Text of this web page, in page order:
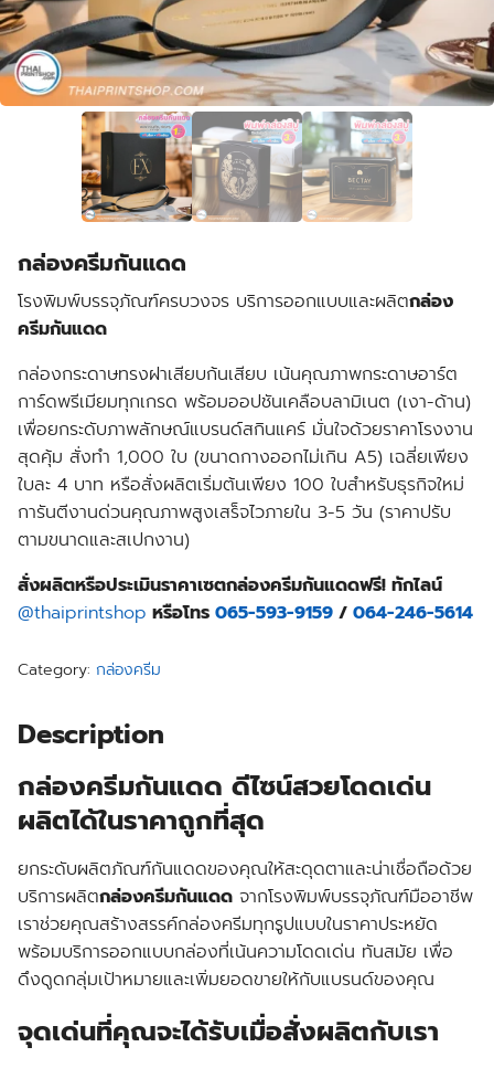
กล่องครีมกันแดด
โรงพิมพ์บรรจุภัณฑ์ครบวงจร บริการออกแบบและผลิตกล่อง
ครีมกันแดด
กล่องกระดาษทรงฝาเสียบก้นเสียบ เน้นคุณภาพกระดาษอาร์ต
การ์ดพรีเมียมทุกเกรด พร้อมออปชันเคลือบลามิเนต (เงา-ด้าน)
เพื่อยกระดับภาพลักษณ์แบรนด์สกินแคร์ มั่นใจด้วยราคาโรงงาน
สุดคุ้ม สั่งทำ 1,000 ใบ (ขนาดกางออกไม่เกิน A5) เฉลี่ยเพียง
ใบละ 4 บาท หรือสั่งผลิตเริ่มต้นเพียง 100 ใบสำหรับธุรกิจใหม่
การันตีงานด่วนคุณภาพสูงเสร็จไวภายใน 3-5 วัน (ราคาปรับ
ตามขนาดและสเปกงาน)
สั่งผลิตหรือประเมินราคาเซตกล่องครีมกันแดดฟรี! ทักไลน์
@thaiprintshop หรือโทร 065-593-9159 / 064-246-5614
Category: กล่องครีม
Description
กล่องครีมกันแดด ดีไซน์สวยโดดเด่น
ผลิตได้ในราคาถูกที่สุด
ยกระดับผลิตภัณฑ์กันแดดของคุณให้สะดุดตาและน่าเชื่อถือด้วย
บริการผลิตกล่องครีมกันแดด จากโรงพิมพ์บรรจุภัณฑ์มืออาชีพ
เราช่วยคุณสร้างสรรค์กล่องครีมทุกรูปแบบในราคาประหยัด
พร้อมบริการออกแบบกล่องที่เน้นความโดดเด่น ทันสมัย เพื่อ
ดึงดูดกลุ่มเป้าหมายและเพิ่มยอดขายให้กับแบรนด์ของคุณ
จุดเด่นที่คุณจะได้รับเมื่อสั่งผลิตกับเรา